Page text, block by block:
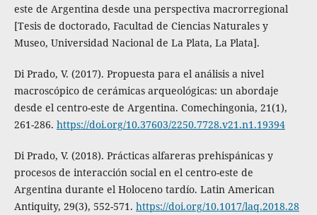
este de Argentina desde una perspectiva macrorregional
[Tesis de doctorado, Facultad de Ciencias Naturales y
Museo, Universidad Nacional de La Plata, La Plata].
Di Prado, V. (2017). Propuesta para el análisis a nivel
macroscópico de cerámicas arqueológicas: un abordaje
desde el centro-este de Argentina. Comechingonia, 21(1),
261-286. https://doi.org/10.37603/2250.7728.v21.n1.19394
Di Prado, V. (2018). Prácticas alfareras prehispánicas y
procesos de interacción social en el centro-este de
Argentina durante el Holoceno tardío. Latin American
Antiquity, 29(3), 552-571. https://doi.org/10.1017/laq.2018.28